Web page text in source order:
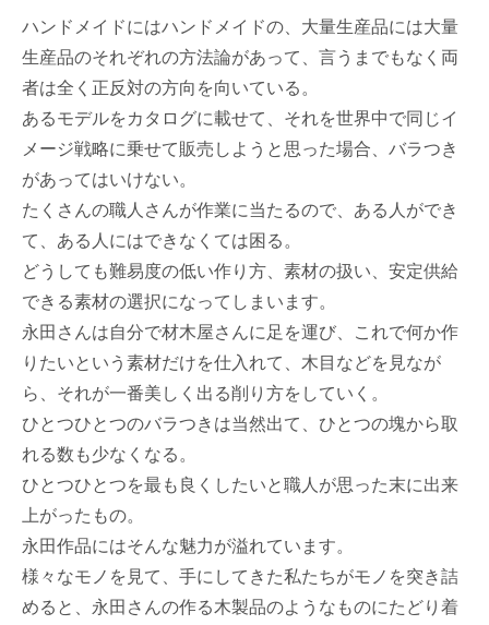
ハンドメイドにはハンドメイドの、大量生産品には大量
生産品のそれぞれの方法論があって、言うまでもなく両
者は全く正反対の方向を向いている。
あるモデルをカタログに載せて、それを世界中で同じイ
メージ戦略に乗せて販売しようと思った場合、バラつき
があってはいけない。
たくさんの職人さんが作業に当たるので、ある人ができ
て、ある人にはできなくては困る。
どうしても難易度の低い作り方、素材の扱い、安定供給
できる素材の選択になってしまいます。
永田さんは自分で材木屋さんに足を運び、これで何か作
りたいという素材だけを仕入れて、木目などを見なが
ら、それが一番美しく出る削り方をしていく。
ひとつひとつのバラつきは当然出て、ひとつの塊から取
れる数も少なくなる。
ひとつひとつを最も良くしたいと職人が思った末に出来
上がったもの。
永田作品にはそんな魅力が溢れています。
様々なモノを見て、手にしてきた私たちがモノを突き詰
めると、永田さんの作る木製品のようなものにたどり着